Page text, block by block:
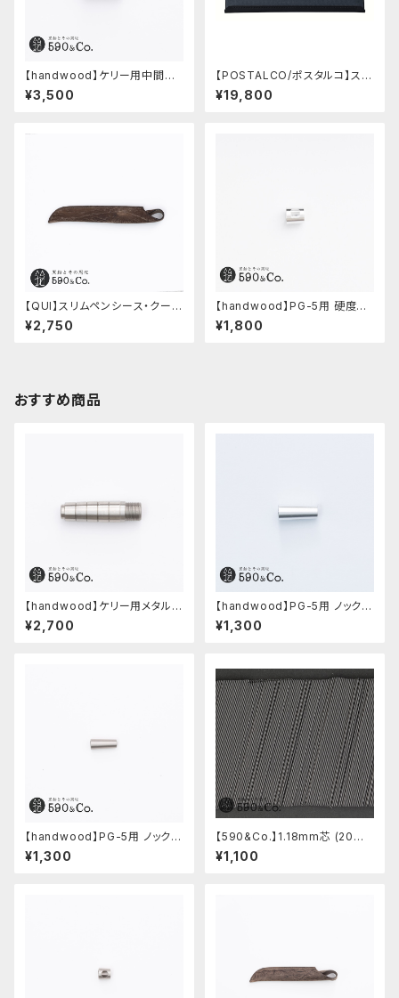
【handwood】ケリー用中間パ
ーツ/カスタムグリップ (八角形/
ステンレス)
¥3,500
【POSTALCO/ポスタルコ】スナ
ップペンケース (Navy Blue)
¥19,800
【QUI】スリムペンシース・クード
ゥー (ストーン)
¥2,750
【handwood】PG-5用 硬度表
示窓 (超超ジュラルミン/正方形)
¥1,800
おすすめ商品
【handwood】ケリー用メタルグ
¥2,700
【handwood】PG-5用 ノック部
カバー (超超ジュラルミン)
¥1,300
【handwood】PG-5用 ノック部
カバー (ステンレス)
¥1,300
【590&Co.】1.18mm芯 (20本
入り)
¥1,100